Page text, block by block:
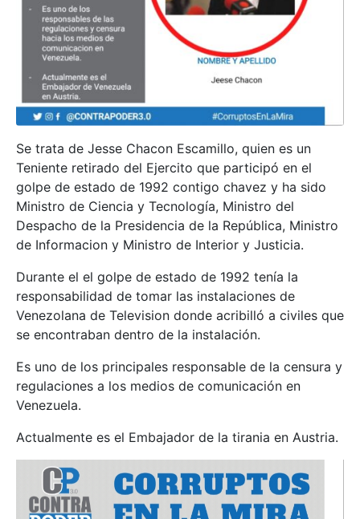
Se trata de Jesse Chacon Escamillo, quien es un
Teniente retirado del Ejercito que participó en el
golpe de estado de 1992 contigo chavez y ha sido
Ministro de Ciencia y Tecnología, Ministro del
Despacho de la Presidencia de la República, Ministro
de Informacion y Ministro de Interior y Justicia.
Durante el el golpe de estado de 1992 tenía la
responsabilidad de tomar las instalaciones de
Venezolana de Television donde acribilló a civiles que
se encontraban dentro de la instalación.
Es uno de los principales responsable de la censura y
regulaciones a los medios de comunicación en
Venezuela.
Actualmente es el Embajador de la tirania en Austria.